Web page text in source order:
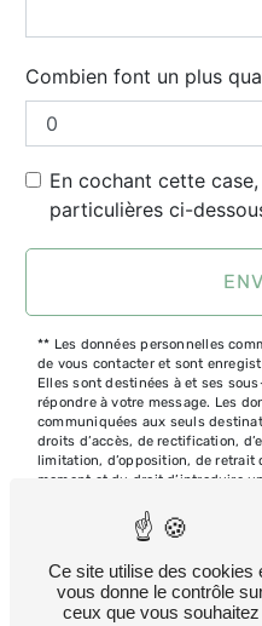
Combien font un plus
En cochant cette
particulières ci-
** Les données personnelles
de vous contacter et sont
Elles sont destinées à et ses
répondre à votre message. Les
communiquées aux seuls
droits d’accès, de rectification,
limitation, d’opposition, de retrait
moment et du droit d’introduire
de contrôle, ainsi que
Vous pouvez exercer ces droits
courrier électronique à l'adresse
être demandé. Nous conservons
prise de contact puis pendant la
probatoires et de gestion des
inscrire sur la liste d'opposition
Ce site utilise des cookies
vous donne le contrôle
ceux que vous souhaitez